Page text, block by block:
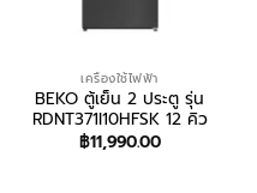
เครื่องใช้ไฟฟ้า
BEKO ตู้เย็น 2 ประตู รุ่น
RDNT371I10HFSK 12 คิว
฿11,990.00